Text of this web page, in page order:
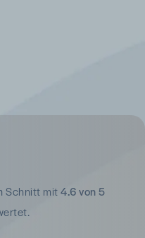
Schnitt mit4.6 von 5